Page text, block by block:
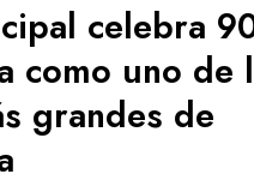
celebra
como uno de
grandes de